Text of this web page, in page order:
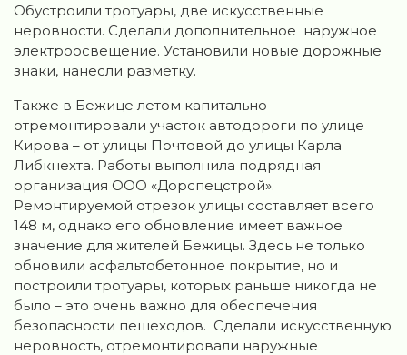
Обустроили тротуары, две искусственные
неровности. Сделали дополнительное наружное
электроосвещение. Установили новые дорожные
знаки, нанесли разметку.
Также в Бежице летом капитально
отремонтировали участок автодороги по улице
Кирова – от улицы Почтовой до улицы Карла
Либкнехта. Работы выполнила подрядная
организация ООО «Дорспецстрой».
Ремонтируемой отрезок улицы составляет всего
148 м, однако его обновление имеет важное
значение для жителей Бежицы. Здесь не только
обновили асфальтобетонное покрытие, но и
построили тротуары, которых раньше никогда не
было – это очень важно для обеспечения
безопасности пешеходов. Сделали искусственную
неровность, отремонтировали наружные